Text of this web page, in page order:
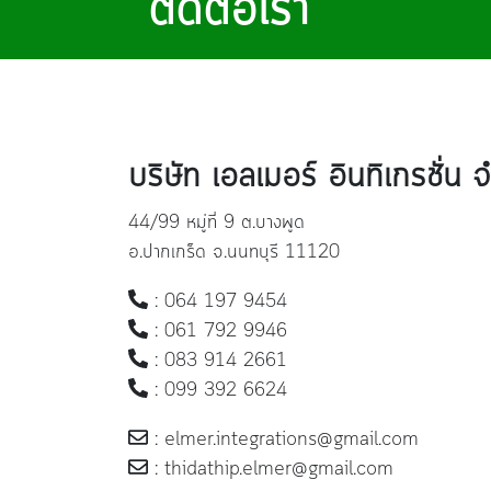
บริษัท เอลเมอร์ อินทิเกรชั่น
44/99 หมู่ที่ 9 ต.บางพูด
อ.ปากเกร็ด จ.นนทบุรี 11120
: 064 197 9454
: 061 792 9946
: 083 914 2661
: 099 392 6624
: elmer.integrations@gmail.com
: thidathip.elmer@gmail.com